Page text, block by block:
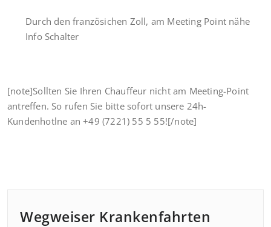
Durch den französichen Zoll, am Meeting Point nähe
Info Schalter
[note]Sollten Sie Ihren Chauffeur nicht am Meeting-Point
antreffen. So rufen Sie bitte sofort unsere 24h-
Kundenhotlne an +49 (7221) 55 5 55![/note]
Wegweiser Krankenfahrten